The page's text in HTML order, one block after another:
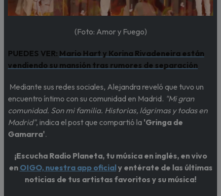
(Foto: Amor y Fuego)
PUEDES VER: Mario Hart y Korina Rivadeneira están
vendiendo su mansión tras rumores de separación
Mediante sus redes sociales, Alejandra reveló que tuvo un
encuentro íntimo con su comunidad en Madrid. "Mi gran
comunidad. Son mi familia. Historias, lágrimas y todas en
Madrid", indica el post que compartió la 'Gringa de
Gamarra'.
¡Escucha Radio Planeta, tu música en inglés, en vivo
en OIGO, nuestra app oficialy entérate de las últimas
noticias de tus artistas favoritos y su música!